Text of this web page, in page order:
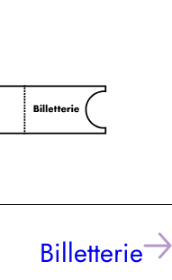
Billetterie